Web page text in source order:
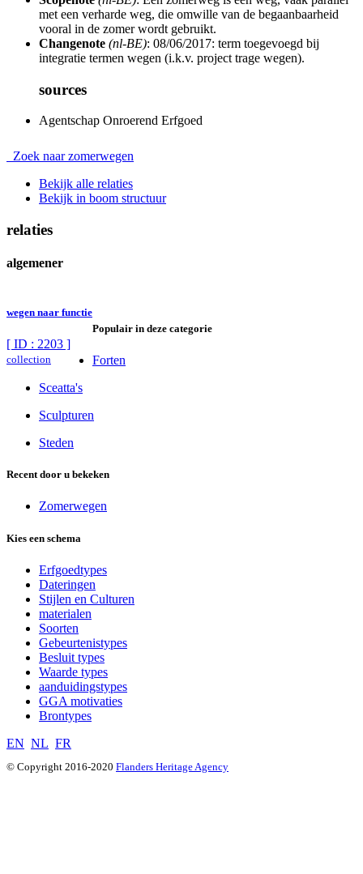
met een verharde weg, die omwille van de begaanbaarheid
vooral in de zomer wordt gebruikt.
Changenote (nl-BE): 08/06/2017: term toegevoegd bij
integratie termen wegen (i.k.v. project trage wegen).
sources
Agentschap Onroerend Erfgoed
Zoek naar zomerwegen
Bekijk alle relaties
Bekijk in boom structuur
relaties
algemener
wegen naar functie
[ ID : 2203 ]
collection
Populair in deze categorie
Forten
Sceatta's
Sculpturen
Steden
Recent door u bekeken
Zomerwegen
Kies een schema
Erfgoedtypes
Dateringen
Stijlen en Culturen
materialen
Soorten
Gebeurtenistypes
Besluit types
Waarde types
aanduidingstypes
GGA motivaties
Brontypes
EN NL FR
© Copyright 2016-2020 Flanders Heritage Agency